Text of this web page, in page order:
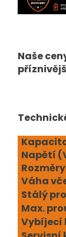
Naše
Napětí
Váha
Stálý
Max.
Vybíjecí